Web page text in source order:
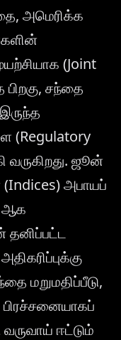
அமெரிக்க
(Joint
பிறகு, சந்தை
(Regulatory
வருகிறது. ஜூன்
(Indices) அபாயப்
ஆக
தனிப்பட்ட
மறுமதிப்பீடு,
பிரச்சனையாகப்
ஈட்டும்